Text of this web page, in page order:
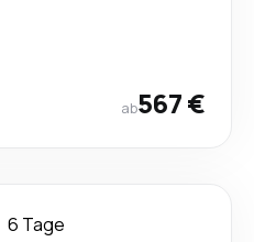
ab567 €
6 Tage